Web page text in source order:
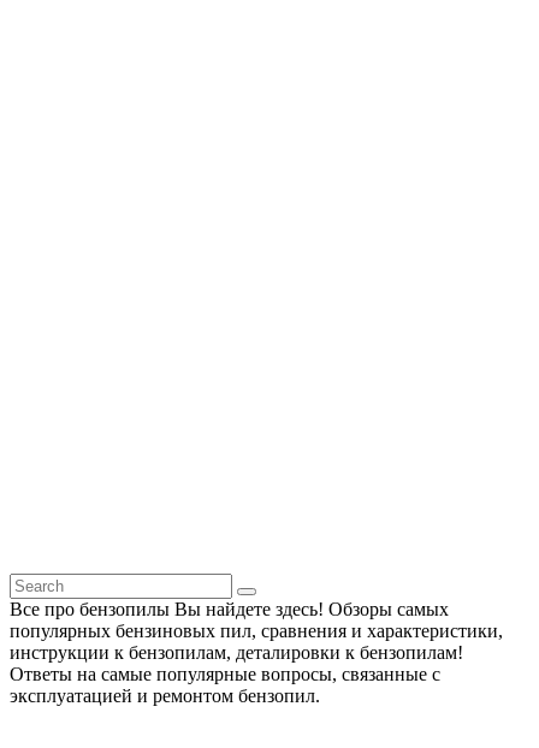
Все про бензопилы Вы найдете здесь! Обзоры самых
популярных бензиновых пил, сравнения и характеристики,
инструкции к бензопилам, деталировки к бензопилам!
Ответы на самые популярные вопросы, связанные с
эксплуатацией и ремонтом бензопил.